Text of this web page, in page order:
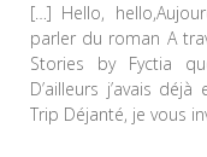
[…] Hello,
parler du roman A
Stories by Fyctia
D’ailleurs j’avais
Trip Déjanté, je vous